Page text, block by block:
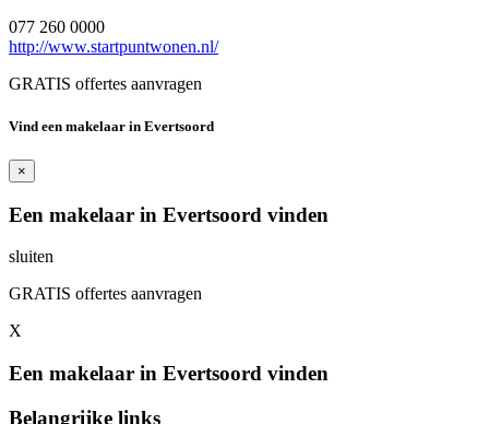
077 260 0000
http://www.startpuntwonen.nl/
GRATIS offertes aanvragen
Vind een makelaar in Evertsoord
×
Een makelaar in Evertsoord vinden
sluiten
GRATIS offertes aanvragen
X
Een makelaar in Evertsoord vinden
Belangrijke links